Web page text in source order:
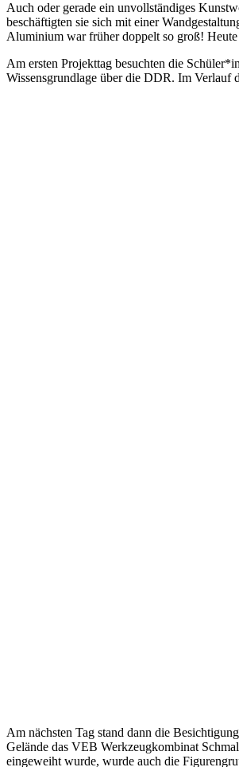
Auch oder gerade ein unvollständiges
beschäftigten sie sich mit einer
Aluminium war früher doppelt so groß!
Am ersten Projekttag besuchten die
Wissensgrundlage über die DDR. Im Verlauf
Am nächsten Tag stand dann die
Gelände das VEB Werkzeugkombinat
eingeweiht wurde, wurde auch die